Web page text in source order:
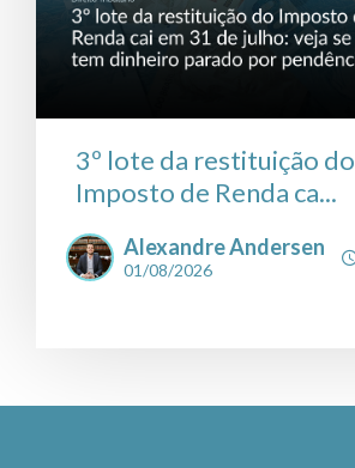
3º lote da restituição do
Imposto de Renda ca...
Alexandre Andersen
01/08/2026